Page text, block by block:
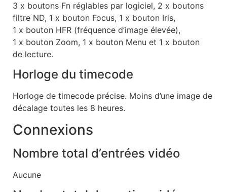
3 x boutons Fn réglables par logiciel, 2 x boutons
filtre ND, 1 x bouton Focus, 1 x bouton Iris,
1 x bouton HFR (fréquence d’image élevée),
1 x bouton Zoom, 1 x bouton Menu et 1 x bouton
de lecture.
Horloge du timecode
Horloge de timecode précise. Moins d’une image de
décalage toutes les 8 heures.
Connexions
Nombre total d’entrées vidéo
Aucune